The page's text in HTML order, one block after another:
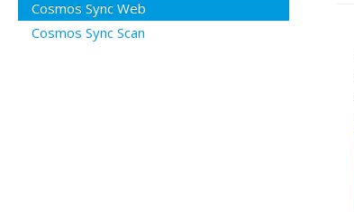
Cosmos Sync Web
Cosmos Sync Scan